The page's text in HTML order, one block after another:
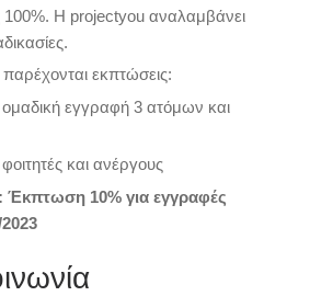
Η projectyou αναλαμβάνει
παρέχονται εκπτώσεις:
ομαδική εγγραφή 3 ατόμων και
και ανέργους
Έκπτωση 10% για εγγραφές